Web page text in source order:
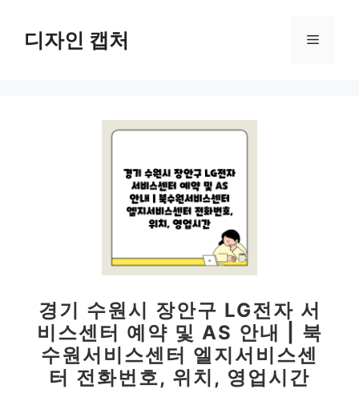
디자인 캡처 메
경기 수원시 장안구 LG전자 서
비스센터 예약 및 AS 안내 | 북
수원서비스센터 엘지서비스센
터 전화번호, 위치, 영업시간